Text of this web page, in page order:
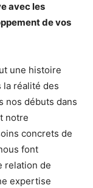
avec les
de vos
une histoire
la réalité des
nos débuts dans
notre
concrets de
font
relation de
expertise